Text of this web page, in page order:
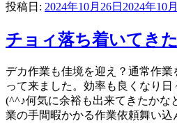
投稿日: 2024年10月26日 2024年10
チョィ落ち着いてき
デカ作業も佳境を迎え？通常作
って来ました。効率も良くなり
(^^♪何気に余裕も出来てきたかな
業の手間暇かかる作業依頼舞い